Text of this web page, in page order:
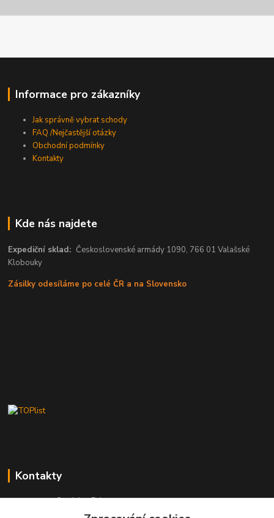
Informace pro zákazníky
Jak správně vybrat schody
FAQ /Nejčastější otázky
Obchodní podmínky
Kontakty
Kde nás najdete
Expediční sklad:Československé armády 1090, 766 01 Valašské
Klobouky
Zásilky odesíláme po celé ČR a na Slovensko
Kontakty
Stanislav Fuks
605 703 535